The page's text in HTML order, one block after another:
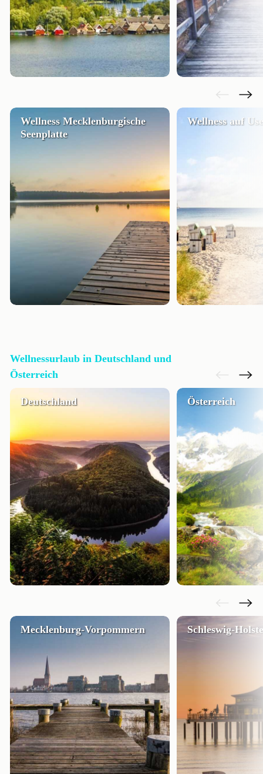
Wellness Mecklenburgische
Seenplatte
Wellness auf
Wellnessurlaub in Deutschland und
Österreich
Deutschland Österreich
Mecklenburg-Vorpommern Schleswig-